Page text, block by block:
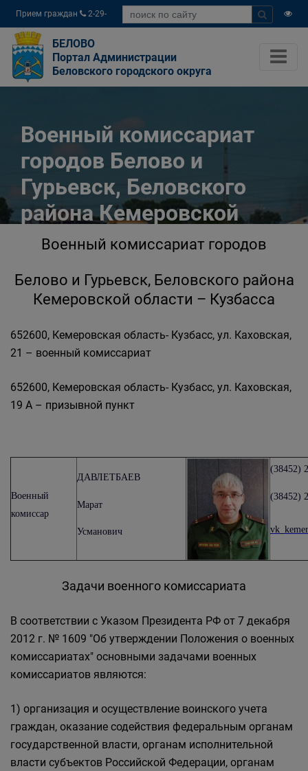
Прием граждан
2-29-
04
БЕЛОВО
Портал Администрации
Беловского городского округа
Военный комиссариат
городов Белово и
Гурьевск, Беловского
района Кемеровской
области – Кузбасса
Главная
Разное
Государственные органы и службы
информируют
Гурьевск, Беловского района Кемеровской
области – Кузбасса
Военный комиссариат городов
Белово и Гурьевск, Беловского района
Кемеровской области – Кузбасса
652600, Кемеровская область- Кузбасс, ул. Каховская,
21 – военный комиссариат
652600, Кемеровская область- Кузбасс, ул. Каховская,
19 А – призывной пункт
Военный
комиссар
ДАВЛЕТБАЕВ
Марат
Усманович
(38452)
(38452)
Задачи военного комиссариата
В соответствии с Указом Президента РФ от 7 декабря
2012 г. № 1609 "Об утверждении Положения о военных
комиссариатах" основными задачами военных
комиссариатов являются:
1) организация и осуществление воинского учета
граждан, оказание содействия федеральным органам
государственной власти, органам исполнительной
власти субъектов Российской Федерации, органам